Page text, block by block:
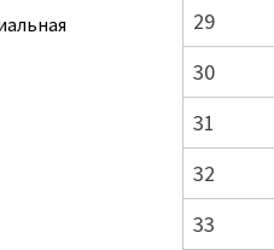
29
30
31
32
33